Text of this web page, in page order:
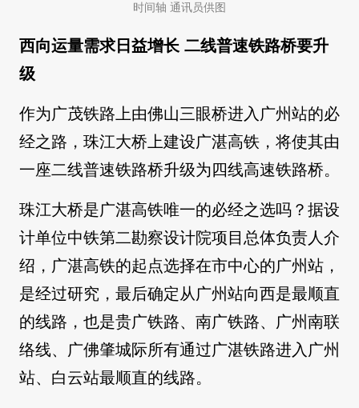
时间轴 通讯员供图
西向运量需求日益增长 二线普速铁路桥要升
级
作为广茂铁路上由佛山三眼桥进入广州站的必
经之路，珠江大桥上建设广湛高铁，将使其由
一座二线普速铁路桥升级为四线高速铁路桥。
珠江大桥是广湛高铁唯一的必经之选吗？据设
计单位中铁第二勘察设计院项目总体负责人介
绍，广湛高铁的起点选择在市中心的广州站，
是经过研究，最后确定从广州站向西是最顺直
的线路，也是贵广铁路、南广铁路、广州南联
络线、广佛肇城际所有通过广湛铁路进入广州
站、白云站最顺直的线路。